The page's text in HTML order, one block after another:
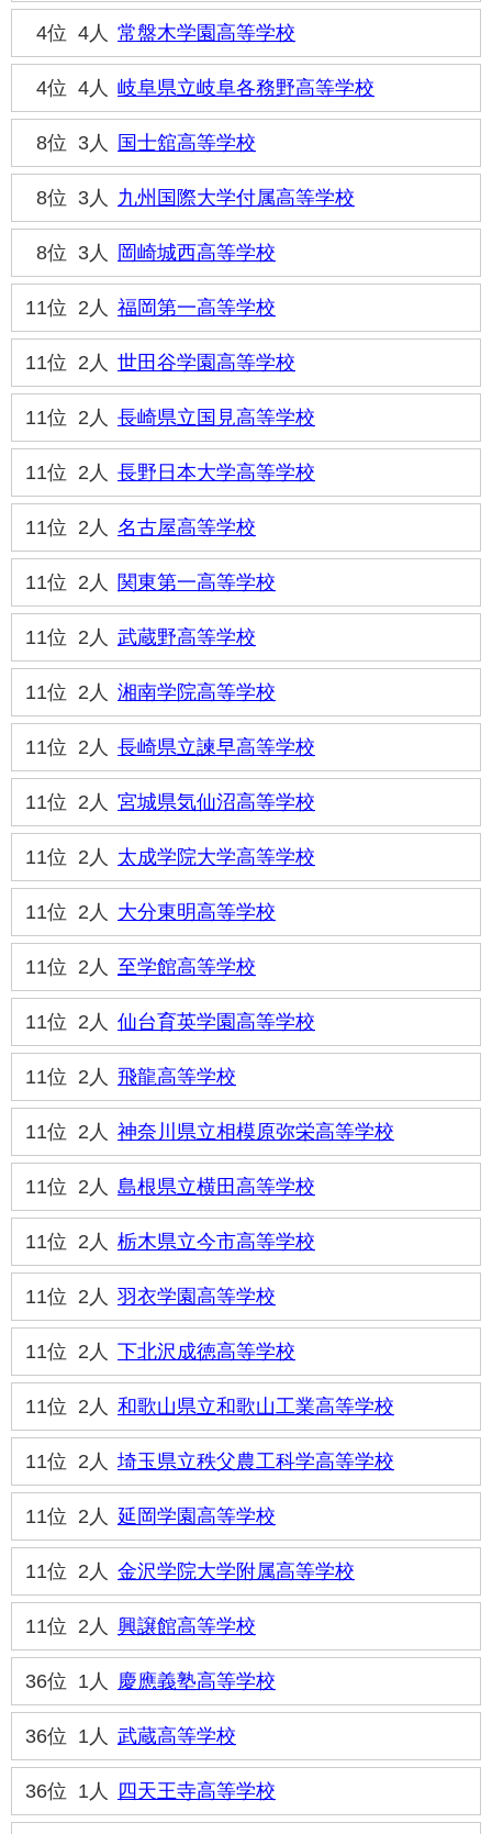
4位 4人 常盤木学園高等学校
4位 4人 岐阜県立岐阜各務野高等学校
8位 3人 国士舘高等学校
8位 3人 九州国際大学付属高等学校
8位 3人 岡崎城西高等学校
11位 2人 福岡第一高等学校
11位 2人 世田谷学園高等学校
11位 2人 長崎県立国見高等学校
11位 2人 長野日本大学高等学校
11位 2人 名古屋高等学校
11位 2人 関東第一高等学校
11位 2人 武蔵野高等学校
11位 2人 湘南学院高等学校
11位 2人 長崎県立諫早高等学校
11位 2人 宮城県気仙沼高等学校
11位 2人 太成学院大学高等学校
11位 2人 大分東明高等学校
11位 2人 至学館高等学校
11位 2人 仙台育英学園高等学校
11位 2人 飛龍高等学校
11位 2人 神奈川県立相模原弥栄高等学校
11位 2人 島根県立横田高等学校
11位 2人 栃木県立今市高等学校
11位 2人 羽衣学園高等学校
11位 2人 下北沢成徳高等学校
11位 2人 和歌山県立和歌山工業高等学校
11位 2人 埼玉県立秩父農工科学高等学校
11位 2人 延岡学園高等学校
11位 2人 金沢学院大学附属高等学校
11位 2人 興譲館高等学校
36位 1人 慶應義塾高等学校
36位 1人 武蔵高等学校
36位 1人 四天王寺高等学校